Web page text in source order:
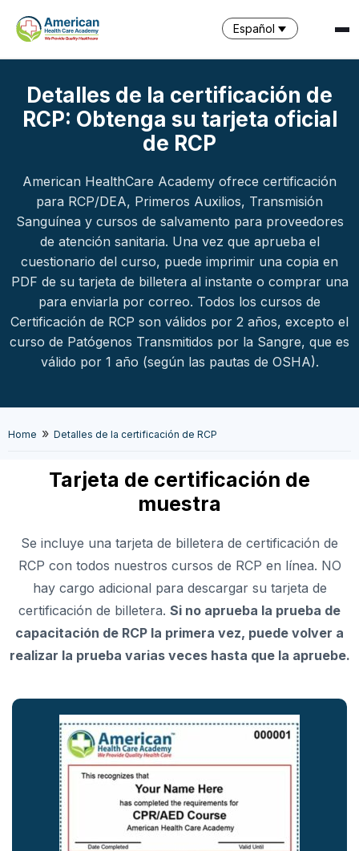
Español
Detalles de la certificación de
RCP: Obtenga su tarjeta oficial
de RCP
American HealthCare Academy ofrece certificación
para RCP/DEA, Primeros Auxilios, Transmisión
Sanguínea y cursos de salvamento para proveedores
de atención sanitaria. Una vez que aprueba el
cuestionario del curso, puede imprimir una copia en
PDF de su tarjeta de billetera al instante o comprar una
para enviarla por correo. Todos los cursos de
Certificación de RCP son válidos por 2 años, excepto el
curso de Patógenos Transmitidos por la Sangre, que es
válido por 1 año (según las pautas de OSHA).
Home » Detalles de la certificación de RCP
Tarjeta de certificación de
muestra
Se incluye una tarjeta de billetera de certificación de
RCP con todos nuestros cursos de RCP en línea. NO
hay cargo adicional para descargar su tarjeta de
certificación de billetera. Si no aprueba la prueba de
capacitación de RCP la primera vez, puede volver a
realizar la prueba varias veces hasta que la apruebe.
SPARK
AI Assistant · AHCA